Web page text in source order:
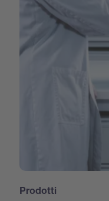
Prodotti